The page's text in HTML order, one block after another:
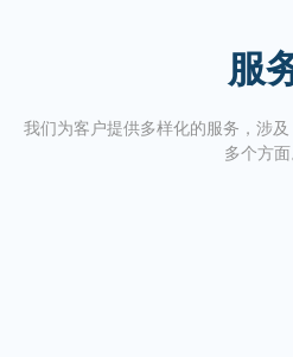
服
我们为客户提供多样化的服务，涉
多个方面